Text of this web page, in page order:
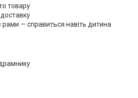
товару
рами — справиться навіть дитина